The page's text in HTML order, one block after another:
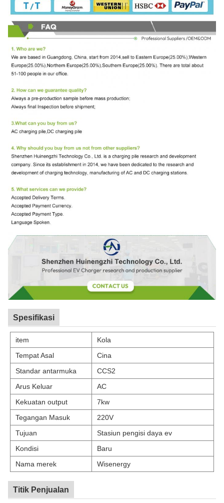
Spesifikasi
item
Kola
Tempat Asal
Cina
Standar antarmuka
CCS2
Arus Keluar
AC
Kekuatan output
7kw
Tegangan Masuk
220V
Tujuan
Stasiun pengisi daya ev
Kondisi
Baru
Nama merek
Wisenergy
Titik Penjualan